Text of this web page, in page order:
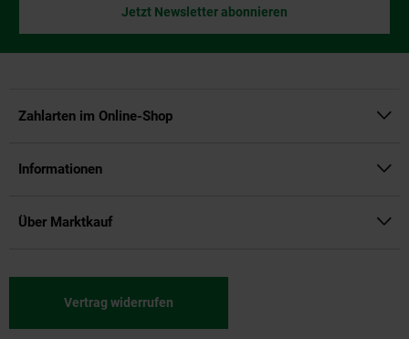
Jetzt Newsletter abonnieren
Zahlarten im Online-Shop
Informationen
Über Marktkauf
Vertrag widerrufen